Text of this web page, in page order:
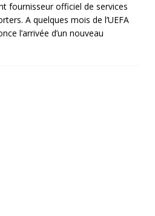
fournisseur officiel de services
A quelques mois de l’UEFA
l’arrivée d’un nouveau